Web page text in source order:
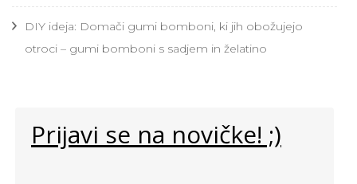
DIY ideja: Domači gumi bomboni, ki jih obožujejo
otroci – gumi bomboni s sadjem in želatino
Prijavi se na novičke! ;)